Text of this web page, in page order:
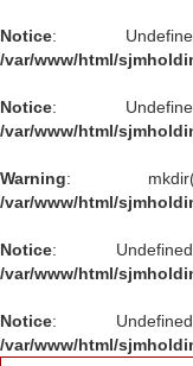
Notice:
/var/www/html/
Notice:
/var/www/html/
Warning:
/var/www/html/
Notice:
/var/www/html/
Notice:
/var/www/html/